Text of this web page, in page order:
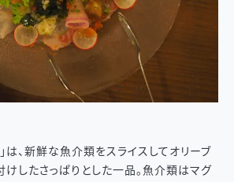
は、新鮮な魚介類をスライスしてオリーブ
けしたさっぱりとした一品。魚介類はマグ